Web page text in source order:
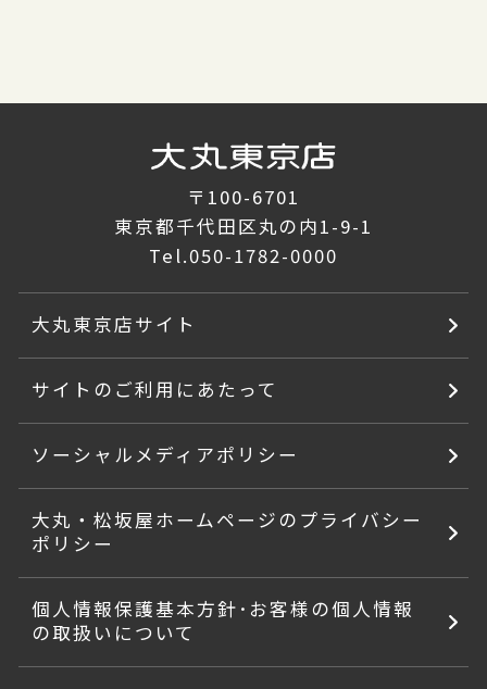
〒100-6701
東京都千代田区丸の内1-9-1
Tel.050-1782-0000
大丸東京店サイト
サイトのご利用にあたって
ソーシャルメディアポリシー
大丸・松坂屋ホームページのプライバシー
ポリシー
個人情報保護基本方針･お客様の個人情報
の取扱いについて